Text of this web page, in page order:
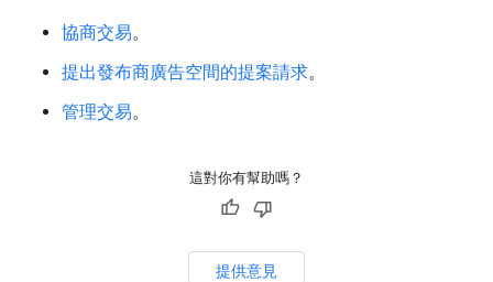
協商交易。
提出發布商廣告空間的提案請求。
管理交易。
這對你有幫助嗎？
提供意見